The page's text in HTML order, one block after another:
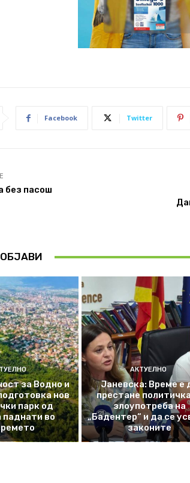
Facebook Twitter
без пасош
за Водно и
нов
парк од
паднати во
АКТУЕЛНО
Јаневска: Време е
престане
злоупотреба на
„Бадентер“ и да се
законите